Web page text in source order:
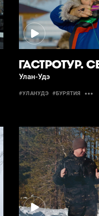
ГАСТРОТУР.
Улан-Удэ
#УЛАНУДЭ #БУРЯТИЯ